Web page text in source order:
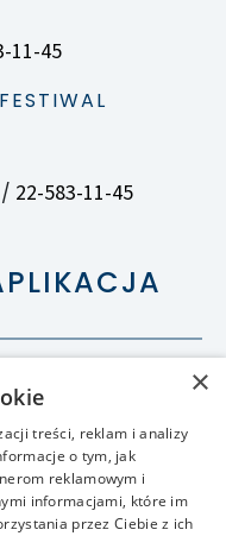
11-45
/ 22-583-11-45
×
treści, reklam i analizy
o tym, jak
reklamowym i
informacjami, które im
przez Ciebie z ich